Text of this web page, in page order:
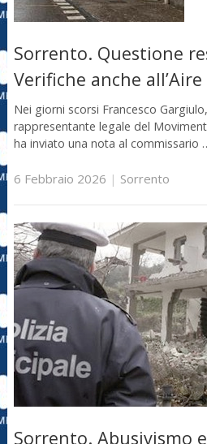
Sorrento. Questione
Verifiche anche all’Aire
Nei giorni scorsi Francesco
rappresentante legale del
ha inviato una nota al commissario
6 Febbraio 2026 | Sorrento
Sorrento. Abusivismo